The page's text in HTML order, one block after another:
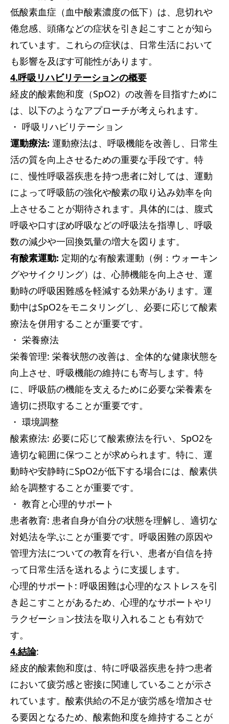
低酸素血症（血中酸素濃度の低下）は、息切れや
倦怠感、頭痛などの症状を引き起こすことが知ら
れています。これらの症状は、日常生活において
も影響を及ぼす可能性があります。
4.呼吸リハビリテーションの概要
経皮的酸素飽和度（SpO2）の改善を目指すために
は、以下のようなアプローチが考えられます。
・ 呼吸リハビリテーション
運動療法: 運動療法は、呼吸機能を改善し、日常生
活の質を向上させるための重要な手段です。特
に、慢性呼吸器疾患を持つ患者に対しては、運動
によって呼吸筋の強化や酸素の取り込み効率を向
上させることが期待されます。具体的には、腹式
呼吸や口すぼめ呼吸などの呼吸法を指導し、呼吸
数の減少や一回換気量の増大を図ります。
有酸素運動: 定期的な有酸素運動（例：ウォーキン
グやサイクリング）は、心肺機能を向上させ、運
動時の呼吸困難感を軽減する効果があります。運
動中はSpO2をモニタリングし、必要に応じて酸素
療法を併用することが重要です。
・ 栄養療法
栄養管理: 栄養状態の改善は、全体的な健康状態を
向上させ、呼吸機能の維持にも寄与します。特
に、呼吸筋の機能を支えるために必要な栄養素を
適切に摂取することが重要です。
・ 環境調整
酸素療法: 必要に応じて酸素療法を行い、SpO2を
適切な範囲に保つことが求められます。特に、運
動時や安静時にSpO2が低下する場合には、酸素供
給を調整することが重要です。
・ 教育と心理的サポート
患者教育: 患者自身が自分の状態を理解し、適切な
対処法を学ぶことが重要です。呼吸困難の原因や
管理方法についての教育を行い、患者が自信を持
って日常生活を送れるように支援します。
心理的サポート: 呼吸困難は心理的なストレスを引
き起こすことがあるため、心理的なサポートやリ
ラクゼーション技法を取り入れることも有効で
す。
4.結論:
経皮的酸素飽和度は、特に呼吸器疾患を持つ患者
において疲労感と密接に関連していることが示さ
れています。酸素供給の不足が疲労感を増加させ
る要因となるため、酸素飽和度を維持することが